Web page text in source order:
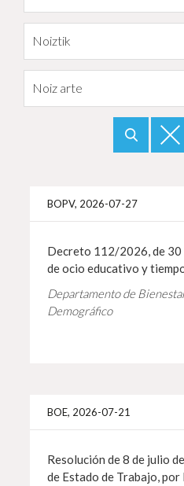
Noiztik
Noiz arte
BOPV, 2026-07-27
Decreto 112/2026, de 30
de ocio educativo y
Departamento de
Demográfico
BOE, 2026-07-21
Resolución de 8 de julio
de Estado de Trabajo, por